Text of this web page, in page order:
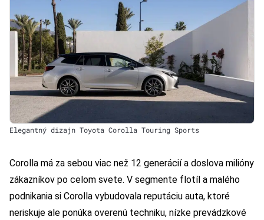
Elegantný dizajn Toyota Corolla Touring Sports
Corolla má za sebou viac než 12 generácií a doslova milióny
zákazníkov po celom svete. V segmente flotíl a malého
podnikania si Corolla vybudovala reputáciu auta, ktoré
neriskuje ale ponúka overenú techniku, nízke prevádzkové